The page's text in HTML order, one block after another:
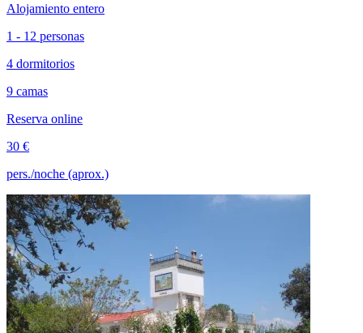
Alojamiento entero
1 - 12 personas
4 dormitorios
9 camas
Reserva online
30 €
pers./noche (aprox.)